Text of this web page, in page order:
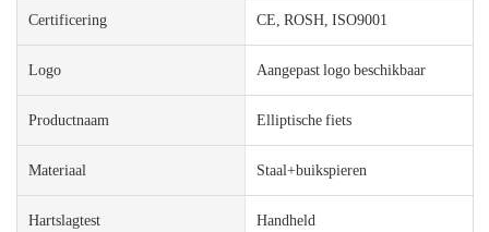
Certificering CE, ROSH, ISO9001
Logo Aangepast logo beschikbaar
Productnaam Elliptische fiets
Materiaal Staal+buikspieren
Hartslagtest Handheld